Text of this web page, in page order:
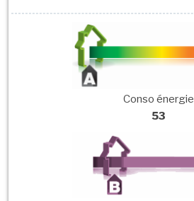
Conso énergie
53